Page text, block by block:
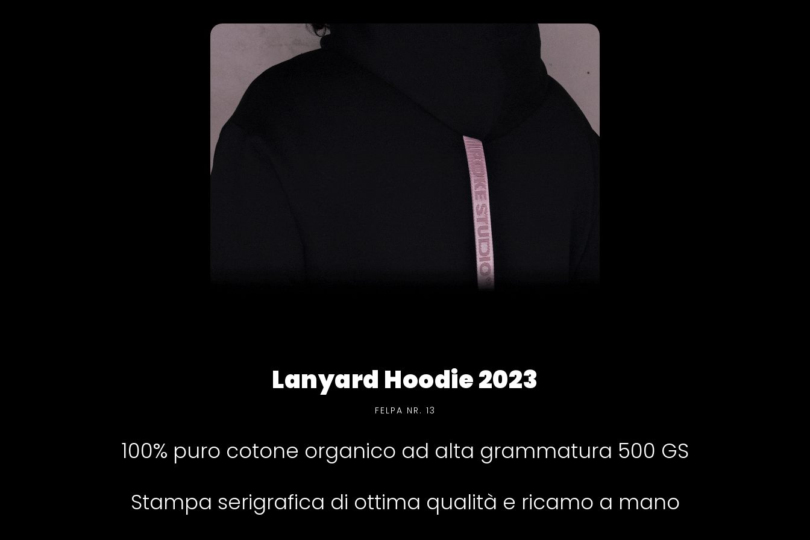
Lanyard Hoodie 2023
FELPA NR. 13
100% puro cotone organico ad alta grammatura 500 GS
Stampa serigrafica di ottima qualità e ricamo a mano